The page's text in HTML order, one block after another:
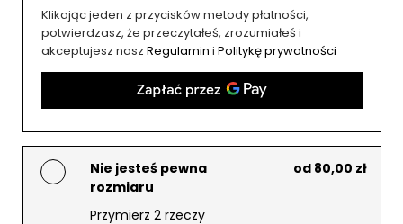
Klikając jeden z przycisków metody płatności,
potwierdzasz, że przeczytałeś, zrozumiałeś i
akceptujesz nasz Regulamin i Politykę prywatności
Nie jesteś pewna
rozmiaru
od 80,00 zł
Przymierz 2 rzeczy